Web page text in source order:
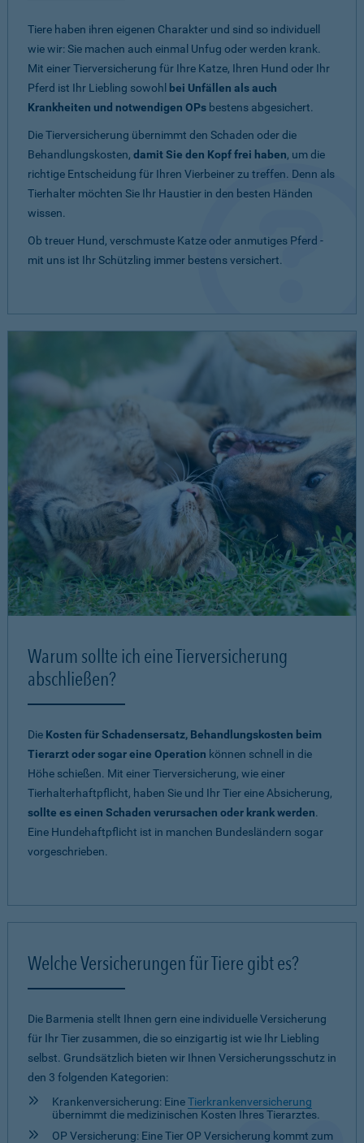
Tiere haben ihren eigenen Charakter und sind so individuell
wie wir: Sie machen auch einmal Unfug oder werden krank.
Mit einer Tierversicherung für Ihre Katze, Ihren Hund oder Ihr
Pferd ist Ihr Liebling sowohl
bei Unfällen als auch
Krankheiten und notwendigen OPs bestens abgesichert.
Die Tierversicherung übernimmt den Schaden oder die
Behandlungskosten, damit Sie den Kopf frei haben, um die
richtige Entscheidung für Ihren Vierbeiner zu treffen. Denn als
Tierhalter möchten Sie Ihr Haustier in den besten Händen
wissen.
Ob treuer Hund, verschmuste Katze oder anmutiges Pferd -
mit uns ist Ihr Schützling immer bestens versichert.
Warum sollte ich eine Tierversicherung
abschließen?
Die Kosten für Schadensersatz, Behandlungskosten beim
Tierarzt oder sogar eine Operation können schnell in die
Höhe schießen. Mit einer Tierversicherung, wie einer
Tierhalterhaftpflicht, haben Sie und Ihr Tier eine Absicherung,
sollte es einen Schaden verursachen oder krank werden.
Eine Hundehaftpflicht ist in manchen Bundesländern sogar
vorgeschrieben.
Welche Versicherungen für Tiere gibt es?
Die Barmenia stellt Ihnen gern eine individuelle Versicherung
für Ihr Tier zusammen, die so einzigartig ist wie Ihr Liebling
selbst. Grundsätzlich bieten wir Ihnen Versicherungsschutz in
den 3 folgenden Kategorien:
Krankenversicherung: EineTierkrankenversicherung
übernimmt die medizinischen Kosten Ihres Tierarztes.
OP Versicherung: Eine Tier OP Versicherung kommt zum